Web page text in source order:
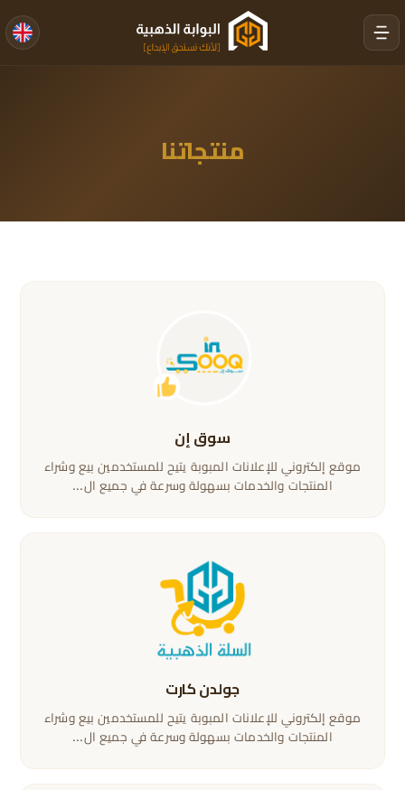
منتجاتنا
سوق إن
موقع إلكتروني للإعلانات المبوبة يتيح للمستخدمين بيع وشراء
المنتجات والخدمات بسهولة وسرعة في جميع ال...
جولدن كارت
موقع إلكتروني للإعلانات المبوبة يتيح للمستخدمين بيع وشراء
المنتجات والخدمات بسهولة وسرعة في جميع ال...